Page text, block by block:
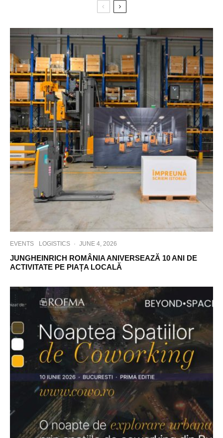
EVENTS LOGISTICS · JUNE 4, 2026
JUNGHEINRICH ROMÂNIA ANIVERSEAZĂ 10 ANI DE
ACTIVITATE PE PIAȚA LOCALĂ